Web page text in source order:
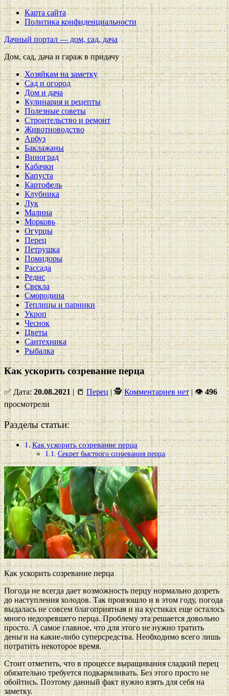
Карта сайта
Политика конфиденциальности
Дачный портал — дом, сад, дача
Дом, сад, дача и гараж в придачу
Хозяйкам на заметку
Сад и огород
Дом и дача
Кулинария и рецепты
Полезные советы
Строительство и ремонт
Животноводство
Арбуз
Баклажаны
Виноград
Кабачки
Капуста
Картофель
Клубника
Лук
Малина
Морковь
Огурцы
Перец
Петрушка
Помидоры
Рассада
Редис
Свекла
Смородина
Теплицы и парники
Укроп
Чеснок
Цветы
Сантехника
Рыбалка
Как ускорить созревание перца
✅ Дата:20.08.2021| 📒Перец| 🕵Комментариев нет|👁496
просмотрели
Разделы статьи:
Как ускорить созревание перца
Секрет быстрого созревания перца
Как ускорить созревание перца
Погода не всегда дает возможность перцу нормально дозреть
до наступления холодов. Так произошло и в этом году, погода
выдалась не совсем благоприятная и на кустиках еще осталось
много недозревшего перца. Проблему эта решается довольно
просто. А самое главное, что для этого не нужно тратить
деньги на какие-либо суперсредства. Необходимо всего лишь
потратить некоторое время.
Стоит отметить, что в процессе выращивания сладкий перец
обязательно требуется подкармливать. Без этого просто не
обойтись. Поэтому данный факт нужно взять для себя на
заметку.